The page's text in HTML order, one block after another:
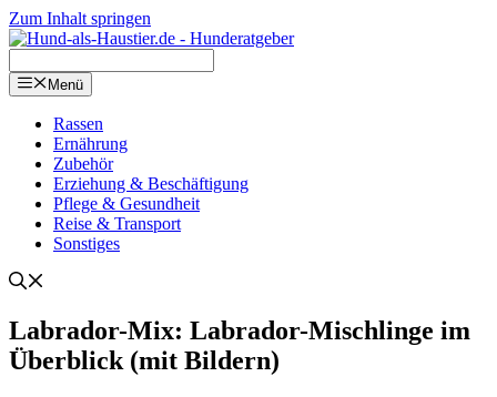
Zum Inhalt springen
Menü
Ras­sen
Ernäh­rung
Zube­hör
Erzie­hung & Beschäf­ti­gung
Pfle­ge & Gesund­heit
Rei­se & Trans­port
Sons­ti­ges
Labra­dor-Mix: Labra­dor-Misch­lin­ge im
Über­blick (mit Bil­dern)